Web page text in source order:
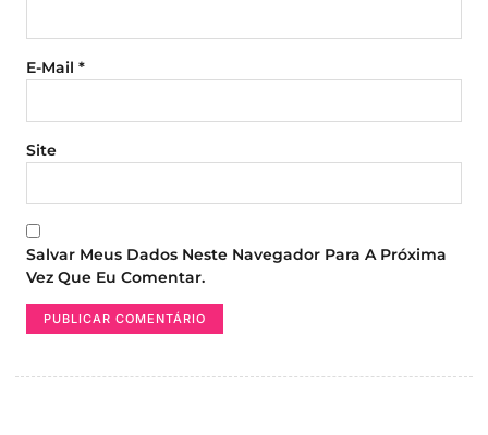
E-Mail *
Site
Salvar Meus Dados Neste Navegador Para A Próxima
Vez Que Eu Comentar.